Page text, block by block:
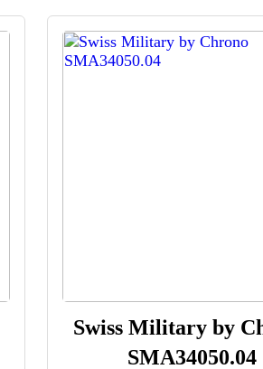
Swiss Military by
SMA34050.04